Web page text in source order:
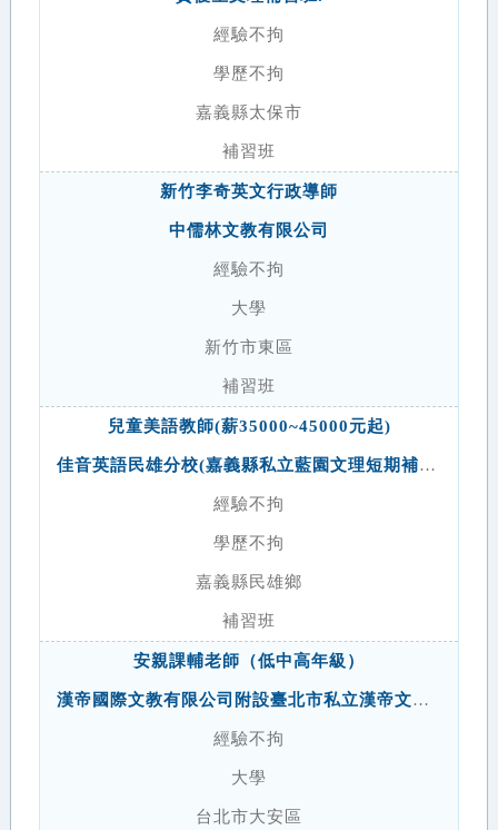
經驗不拘
學歷不拘
嘉義縣太保市
補習班
新竹李奇英文行政導師
中儒林文教有限公司
經驗不拘
大學
新竹市東區
補習班
兒童美語教師(薪35000~45000元起)
佳音英語民雄分校(嘉義縣私立藍園文理短期補習班)
經驗不拘
學歷不拘
嘉義縣民雄鄉
補習班
安親課輔老師（低中高年級）
漢帝國際文教有限公司附設臺北市私立漢帝文理短期補習班
經驗不拘
大學
台北市大安區